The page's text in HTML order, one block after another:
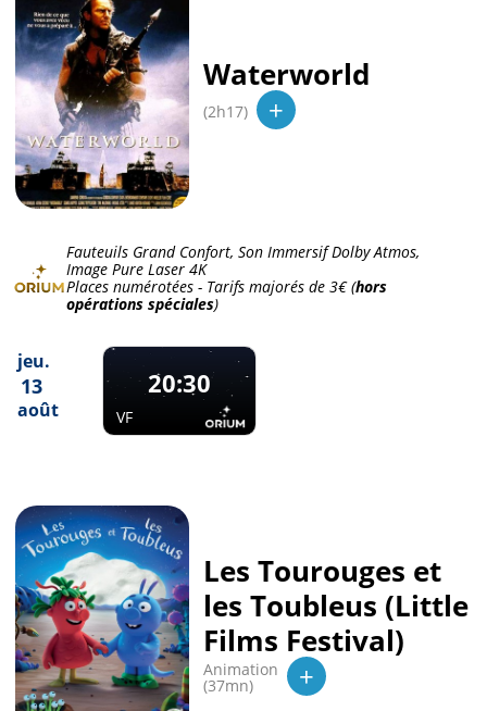
Waterworld
(2h17) +
Fauteuils Grand Confort, Son Immersif Dolby Atmos,
Image Pure Laser 4K
Places numérotées - Tarifs majorés de 3€(hors
opérations spéciales)
jeu.
13
août
20:30
VF
Les Tourouges et
les Toubleus (Little
Films Festival)
Animation
(37mn) +